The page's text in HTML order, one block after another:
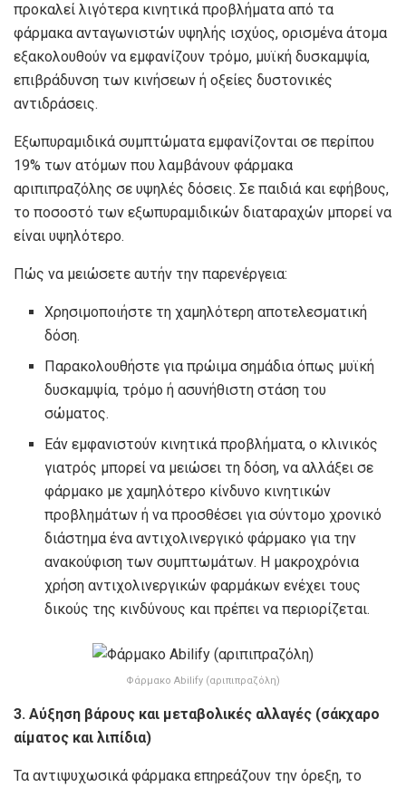
προκαλεί λιγότερα κινητικά προβλήματα από τα
φάρμακα ανταγωνιστών υψηλής ισχύος, ορισμένα άτομα
εξακολουθούν να εμφανίζουν τρόμο, μυϊκή δυσκαμψία,
επιβράδυνση των κινήσεων ή οξείες δυστονικές
αντιδράσεις.
Εξωπυραμιδικά συμπτώματα εμφανίζονται σε περίπου
19% των ατόμων που λαμβάνουν φάρμακα
αριπιπραζόλης σε υψηλές δόσεις. Σε παιδιά και εφήβους,
το ποσοστό των εξωπυραμιδικών διαταραχών μπορεί να
είναι υψηλότερο.
Πώς να μειώσετε αυτήν την παρενέργεια:
Χρησιμοποιήστε τη χαμηλότερη αποτελεσματική
δόση.
Παρακολουθήστε για πρώιμα σημάδια όπως μυϊκή
δυσκαμψία, τρόμο ή ασυνήθιστη στάση του
σώματος.
Εάν εμφανιστούν κινητικά προβλήματα, ο κλινικός
γιατρός μπορεί να μειώσει τη δόση, να αλλάξει σε
φάρμακο με χαμηλότερο κίνδυνο κινητικών
προβλημάτων ή να προσθέσει για σύντομο χρονικό
διάστημα ένα αντιχολινεργικό φάρμακο για την
ανακούφιση των συμπτωμάτων. Η μακροχρόνια
χρήση αντιχολινεργικών φαρμάκων ενέχει τους
δικούς της κινδύνους και πρέπει να περιορίζεται.
Φάρμακο Abilify (αριπιπραζόλη)
3. Αύξηση βάρους και μεταβολικές αλλαγές (σάκχαρο
αίματος και λιπίδια)
Τα αντιψυχωσικά φάρμακα επηρεάζουν την όρεξη, το